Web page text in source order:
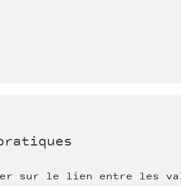
sur le lien entre les